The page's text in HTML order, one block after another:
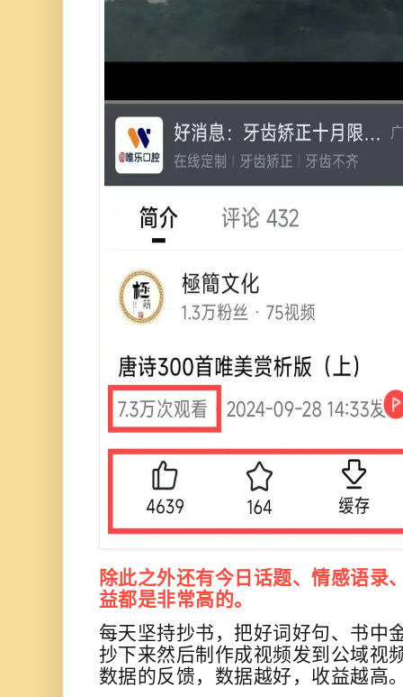
除此之外还有今日话题、情感语录
益都是非常高的。
每天坚持抄书，把好词好句、书中
抄下来然后制作成视频发到公域视
数据的反馈，数据越好，收益越高